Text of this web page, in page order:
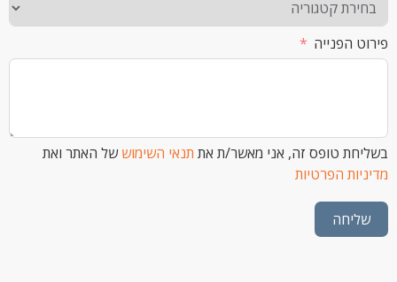
טופס זה, אני מאשר/ת אתתנאי השימוש של האתר ואת
הפרטיות